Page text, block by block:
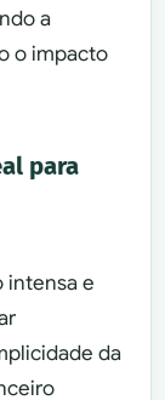
a
o impacto
para
intensa e
da